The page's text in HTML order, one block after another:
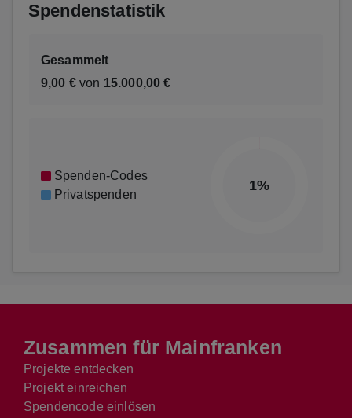
Spendenstatistik
Gesammelt
9,00 €von 15.000,00 €
Spenden-Codes
Privatspenden
1%
Zusammen für Mainfranken
Projekte entdecken
Projekt einreichen
Spendencode einlösen